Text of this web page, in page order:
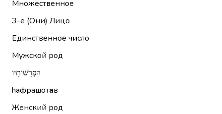
Множественное
3-е (Они) Лицо
Единственное число
Мужской род
הַפְרָשׁוֹתָיו
hафрашотав
Женский род